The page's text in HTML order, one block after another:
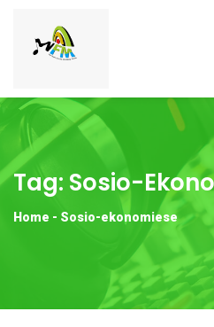
Tag: Sosio-
Home - Sosio-ekonomiese